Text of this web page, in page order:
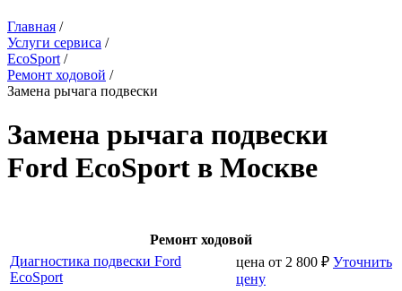
Главная /
Услуги сервиса /
EcoSport /
Ремонт ходовой /
Замена рычага подвески
Замена рычага подвески
Ford EcoSport в Москве
Ремонт ходовой
Диагностика подвески Ford
EcoSport
цена от 2 800 ₽ Уточнить
цену